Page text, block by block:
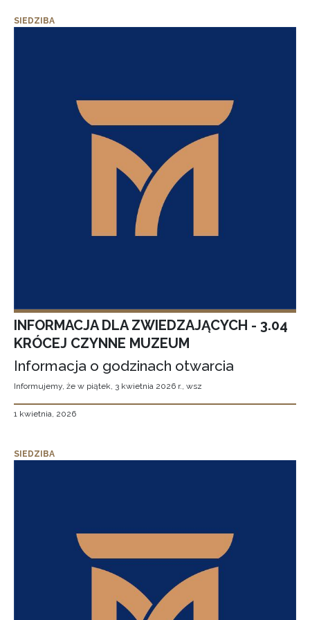
SIEDZIBA
INFORMACJA DLA ZWIEDZAJĄCYCH - 3.04
KRÓCEJ CZYNNE MUZEUM
Informacja o godzinach otwarcia
Informujemy, że w piątek, 3 kwietnia 2026 r., wsz
1 kwietnia, 2026
SIEDZIBA